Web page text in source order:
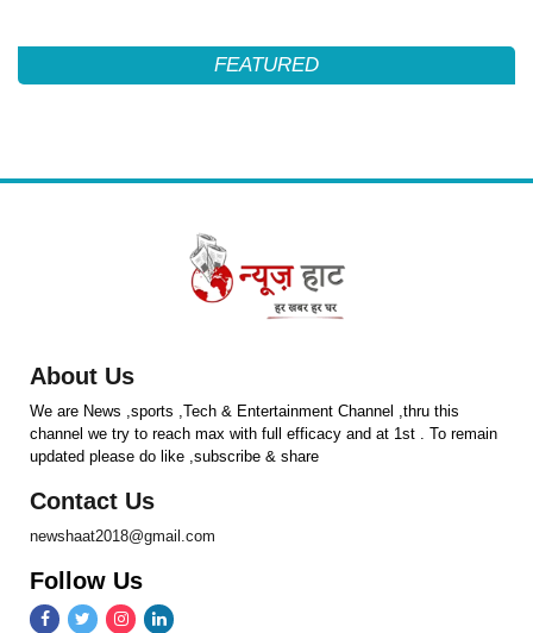
FEATURED
About Us
We are News ,sports ,Tech & Entertainment Channel ,thru this
channel we try to reach max with full efficacy and at 1st . To remain
updated please do like ,subscribe & share
Contact Us
newshaat2018@gmail.com
Follow Us